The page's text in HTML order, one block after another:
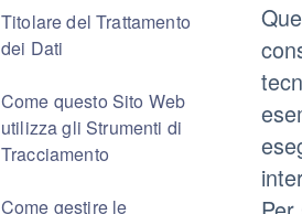
Titolare del Trattamento
dei Dati
Come questo Sito Web
utilizza gli Strumenti di
Tracciamento
Come gestire le